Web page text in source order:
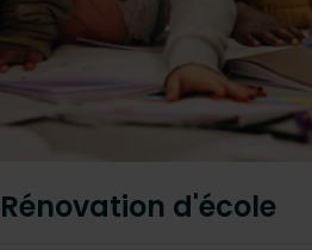
Rénovation d'école